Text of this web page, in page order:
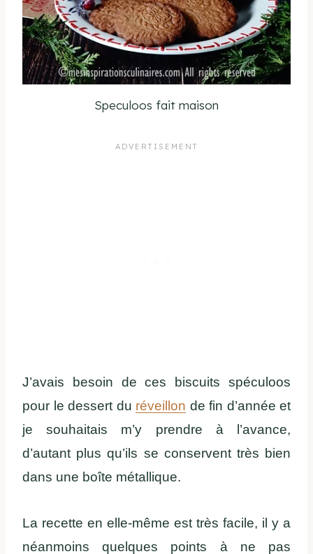
Speculoos fait maison
J’avais besoin de ces biscuits spéculoos
pour le dessert du réveillon de fin d’année et
je souhaitais m’y prendre à l’avance,
d’autant plus qu’ils se conservent très bien
dans une boîte métallique.
La recette en elle-même est très facile, il y a
néanmoins quelques points à ne pas